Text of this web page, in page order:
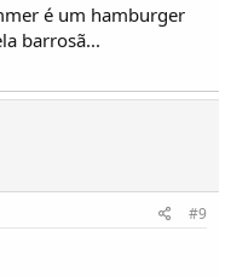
é um hamburger
barrosã...
#9